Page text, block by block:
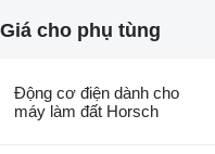
Giá cho phụ tùng
Động cơ điện dành cho
máy làm đất Horsch